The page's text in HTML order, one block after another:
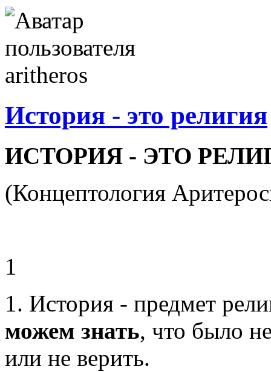
История - это религия
ИСТОРИЯ - ЭТО
(Концептология
1
1. История - предмет
можем знать, что было
или не верить.